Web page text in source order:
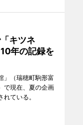
キツネ
年の記録を
」（瑞穂町駒形富
で現在、夏の企画
ている。